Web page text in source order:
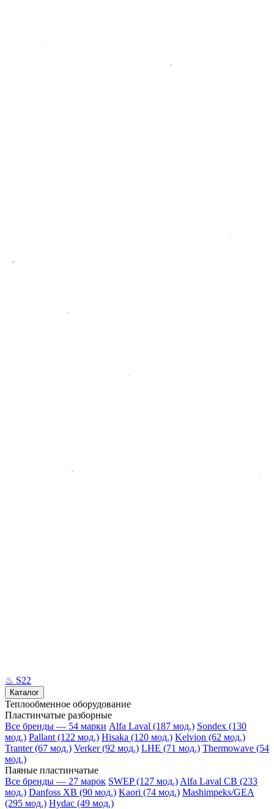
♨ S22
Каталог
Теплообменное оборудование
Пластинчатые разборные
Все бренды — 54 марки Alfa Laval (187 мод.) Sondex (130
мод.) Pallant (122 мод.) Hisaka (120 мод.) Kelvion (62 мод.)
Tranter (67 мод.) Verker (92 мод.) LHE (71 мод.) Thermowave (54
мод.)
Паяные пластинчатые
Все бренды — 27 марок SWEP (127 мод.) Alfa Laval CB (233
мод.) Danfoss XB (90 мод.) Kaori (74 мод.) Mashimpeks/GEA
(295 мод.) Hydac (49 мод.)